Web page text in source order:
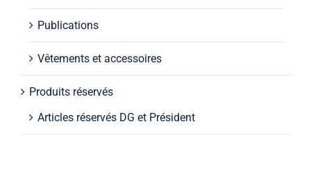
Publications
Vêtements et accessoires
Produits réservés
Articles réservés DG et Président